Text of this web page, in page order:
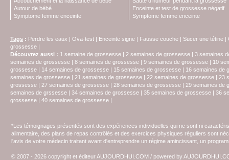
Autour de bébé
Symptome femme enceinte
Enceinte et test de grossesse négatif
Symptome femme enceinte
Tags : Perdre les eaux | Ova-test | Enceinte signe | Fausse couche | Sucer une tétine |
grossesse |
Découvrez aussi : 1 semaine de grossesse | 2 semaines de grossesse | 3 semaines
semaines de grossesse | 8 semaines de grossesse | 9 semaines de grossesse | 10
grossesse | 14 semaines de grossesse | 15 semaines de grossesse | 16 semaines de
semaines de grossesse | 21 semaines de grossesse | 22 semaines de grossesse | 23
grossesse | 27 semaines de grossesse | 28 semaines de grossesse | 29 semaines de
semaines de grssesse | 34 semaines de grossesse | 35 semaines de grossesse | 36
grossesse | 40 semaines de grossesse |
*Les témoignages présentés sont des expériences individuelles qui ne sont ni
alimentaire, des plans de repas contrôlés et des exercices physiques réguliers sont
l'avis de votre médecin traitant avant d'entreprendre un régime amincissant, un
© 2007 - 2026 copyright et éditeur AUJOURDHUI.COM / powered by